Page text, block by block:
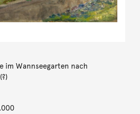
im Wannseegarten nach